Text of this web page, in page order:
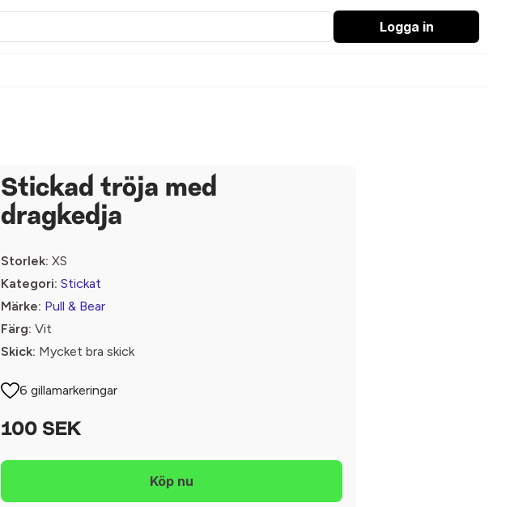
Logga in
Stickad tröja med
dragkedja
Storlek: XS
Kategori: Stickat
Märke: Pull & Bear
Färg: Vit
Skick: Mycket bra skick
6 gillamarkeringar
100 SEK